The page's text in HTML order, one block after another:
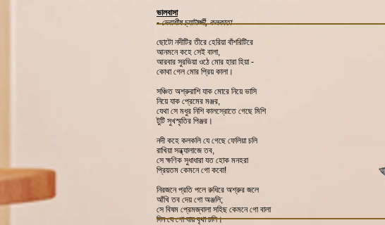
ভালবাসা
-দেবাশীষ চ্যাটার্জ্জী, কলকাতা
ছোটো নদীটির তীরে হেরিয়া বাঁশরিটিরে
আনমনে কহে সেই বালা,
আরবার সুরভিয়া ওঠে মোর হারা হিয়া -
কোথা গেল মোর প্রিয় কালা।
সঞ্চিত অশ্রুরাশি যাক মোরে নিয়ে ভাসি
নিয়ে যাক প্রেমের মঞ্জর,
যেথা সে মধুর নিশি কালস্রোতে গেছে মিশি
টুটি সুখস্মৃতির পিঞ্জর।
নদী কহে কলকলি যে গেছে ফেলিয়া চলি
রাখিয়া সন্ধ্যালাজে তব,
সে ক্ষণিক সুধাধারা যত হোক মনহরা
প্রিয়তম কেমনে গো কবো!
নিরজনে প্রতি পলে রুধিরে অশ্রুর জলে
আঁখি তব দেয় গো অঞ্জলি;
সে বিষম প্রেমজ্বালা সহিছ কেমনে গো বালা
দিন যে গো যায় বৃথা চলি।